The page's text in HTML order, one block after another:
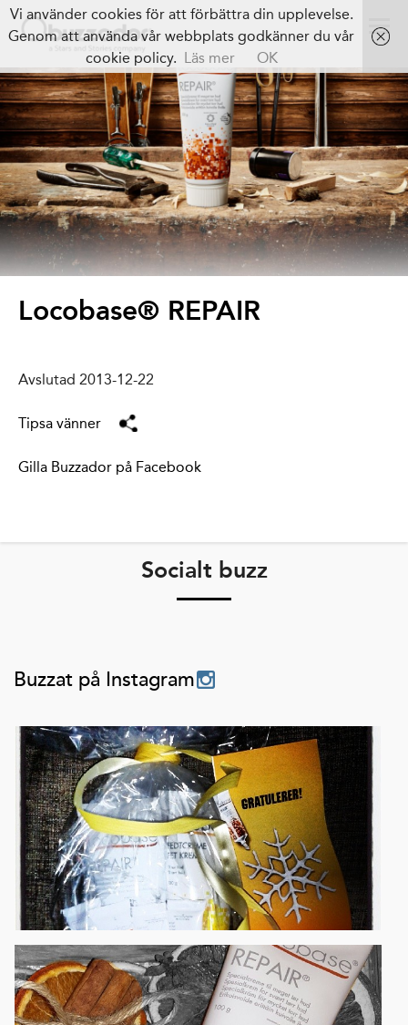
Locobase® REPAIR
Avslutad 2013-12-22
Tipsa vänner
Gilla Buzzador på Facebook
Socialt buzz
Buzzat på Instagram
Vi använder cookies för att förbättra din upplevelse.
Genom att använda vår webbplats godkänner du vår
cookie policy. Läs mer OK